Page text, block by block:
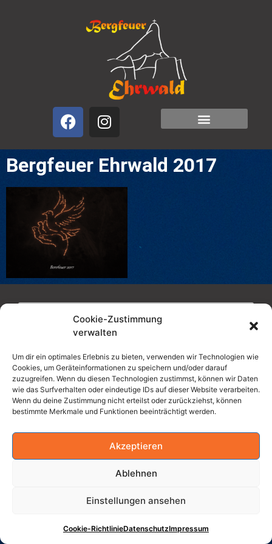
Cookie-Zustimmung
verwalten
Um dir ein optimales Erlebnis zu bieten, verwenden wir Technologien wie
Cookies, um Geräteinformationen zu speichern und/oder darauf
zuzugreifen. Wenn du diesen Technologien zustimmst, können wir Daten
wie das Surfverhalten oder eindeutige IDs auf dieser Website verarbeiten.
Wenn du deine Zustimmung nicht erteilst oder zurückziehst, können
bestimmte Merkmale und Funktionen beeinträchtigt werden.
Akzeptieren
Ablehnen
Einstellungen ansehen
Cookie-RichtlinieDatenschutzImpressum
Bergfeuer Ehrwald 2017